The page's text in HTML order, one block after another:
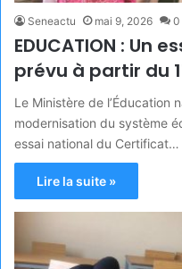
Seneactu mai 9, 2026 0
EDUCATION : Un
prévu à partir du
Le Ministère de l’Éducation
modernisation du système
essai national du Certificat…
Lire la suite »